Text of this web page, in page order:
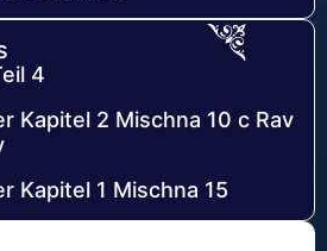
4
Kapitel 2 Mischna 10 c Rav
Kapitel 1 Mischna 15